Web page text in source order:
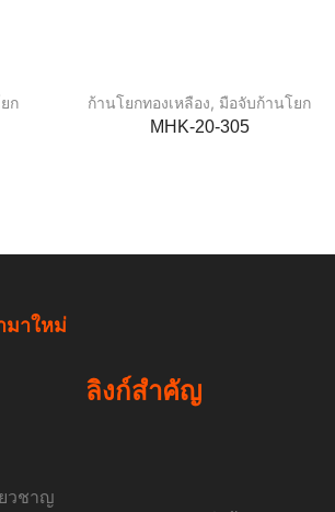
ก
ก้านโยกทองเหลือง, มือจับก้านโยก
MHK-20-305
มาใหม่
ยวชาญ
ลิงก์สำคัญ